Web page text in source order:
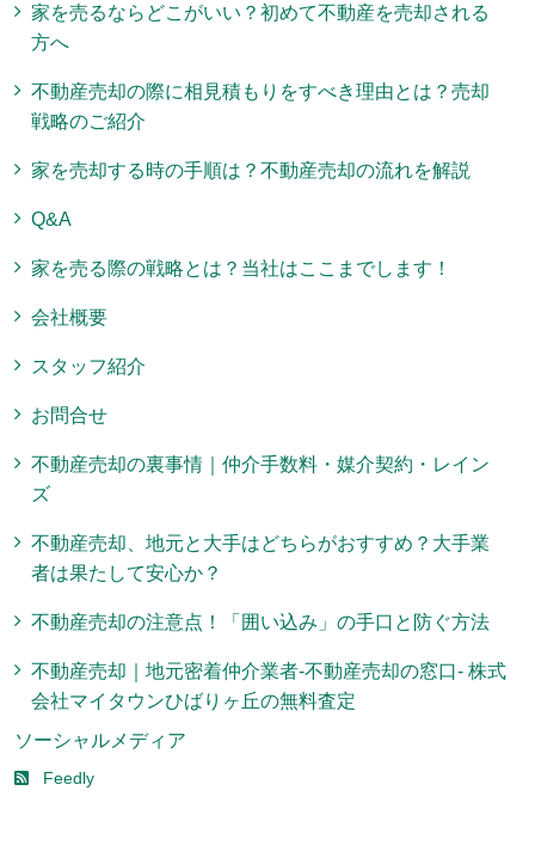
家を売るならどこがいい？初めて不動産を売却される
方へ
不動産売却の際に相見積もりをすべき理由とは？売却
戦略のご紹介
家を売却する時の手順は？不動産売却の流れを解説
Q&A
家を売る際の戦略とは？当社はここまでします！
会社概要
スタッフ紹介
お問合せ
不動産売却の裏事情｜仲介手数料・媒介契約・レイン
ズ
不動産売却、地元と大手はどちらがおすすめ？大手業
者は果たして安心か？
不動産売却の注意点！「囲い込み」の手口と防ぐ方法
不動産売却｜地元密着仲介業者-不動産売却の窓口- 株式
会社マイタウンひばりヶ丘の無料査定
ソーシャルメディア
Feedly